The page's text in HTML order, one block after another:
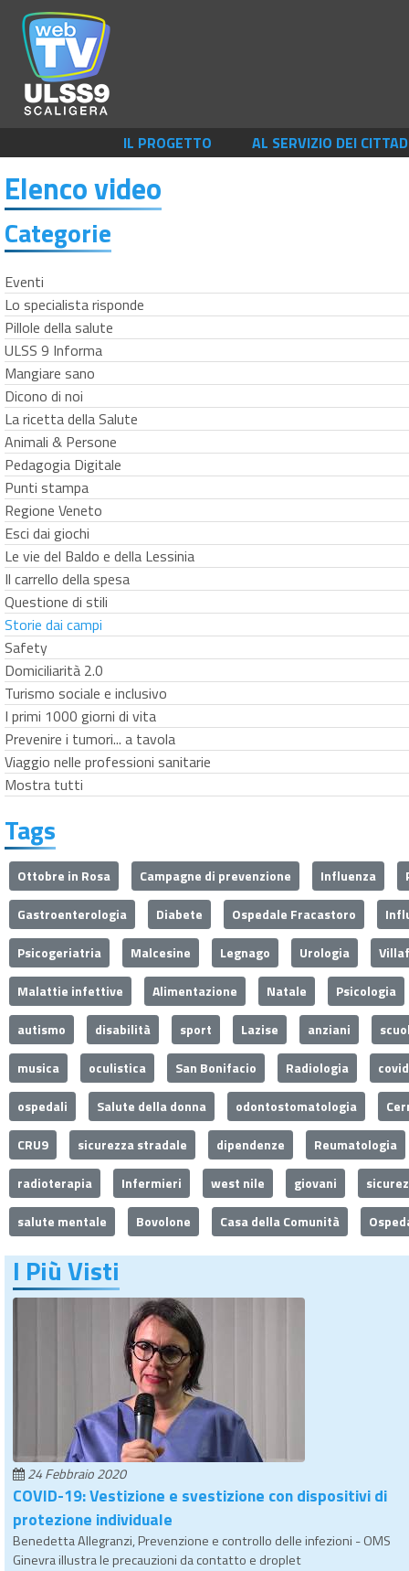
IL PROGETTO AL SERVIZIO DEI
Elenco video
Categorie
Eventi
Lo specialista risponde
Pillole della salute
ULSS 9 Informa
Mangiare sano
Dicono di noi
La ricetta della Salute
Animali & Persone
Pedagogia Digitale
Punti stampa
Regione Veneto
Esci dai giochi
Le vie del Baldo e della Lessinia
Il carrello della spesa
Questione di stili
Storie dai campi
Safety
Domiciliarità 2.0
Turismo sociale e inclusivo
I primi 1000 giorni di vita
Prevenire i tumori... a tavola
Viaggio nelle professioni sanitarie
Mostra tutti
Tags
Ottobre in Rosa Campagne di prevenzione Influenza
Gastroenterologia
Diabete Ospedale Fracastoro
Psicogeriatria
Malcesine Legnago Urologia
Malattie infettive
Alimentazione Natale
Psicologia
autismo
disabilità sport Lazise anziani
musica
oculistica San Bonifacio Radiologia
ospedali
Salute della donna odontostomatologia
CRU9
sicurezza stradale dipendenze
Reumatologia
radioterapia
Infermieri west nile giovani
salute mentale
Bovolone Casa della Comunità
I Più Visti
24 Febbraio 2020
COVID-19: Vestizione e svestizione con dispositivi di
protezione individuale
Benedetta Allegranzi, Prevenzione e controllo delle infezioni - OMS
Ginevra illustra le precauzioni da contatto e droplet